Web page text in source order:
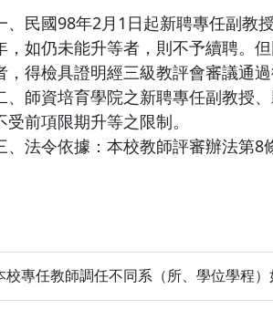
、民國98年2月1日起新聘專任副教
，如仍未能升等者，則不予續聘。
，得檢具證明經三級教評會審議通
、師資培育學院之新聘專任副教授
受前項限期升等之限制。
、法令依據：本校教師評審辦法第8
校專任教師調任不同系（所、學位學程）